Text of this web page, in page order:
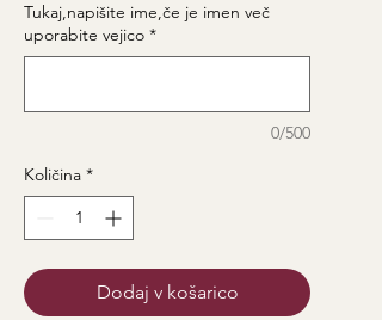
Tukaj,napišite ime,če je imen več
uporabite vejico *
0/500
Količina *
Dodaj v košarico